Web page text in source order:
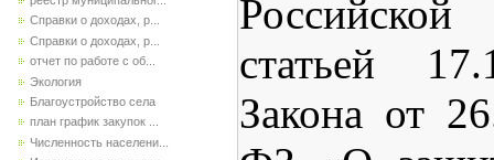
Справки о доходах, р...
Справки о доходах, р...
отчет по работе с об...
Экология
Благоустройство села
план график закупок ...
Численность населени...
статьей
Закона от